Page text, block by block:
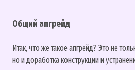
Общий апгрейд
Итак, что же такое апгрейд? Это не
но и доработка конструкции и